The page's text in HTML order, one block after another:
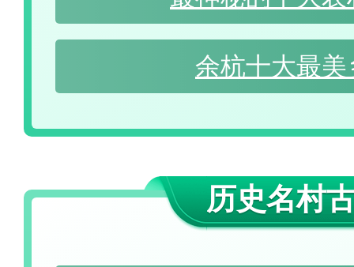
余杭十大最美
历史名村